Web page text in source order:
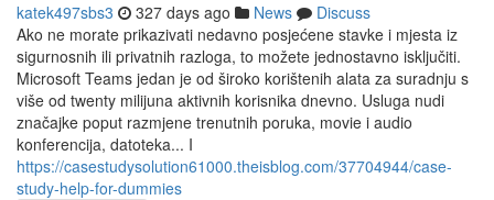
katek497sbs3 327 days ago News
Discuss
Ako ne morate prikazivati ​​nedavno posjećene stavke i mjesta iz
sigurnosnih ili privatnih razloga, to možete jednostavno isključiti.
Microsoft Teams jedan je od široko korištenih alata za suradnju s
više od twenty milijuna aktivnih korisnika dnevno. Usluga nudi
značajke poput razmjene trenutnih poruka, movie i audio
konferencija, datoteka... I
https://casestudysolution61000.theisblog.com/37704944/case-
study-help-for-dummies